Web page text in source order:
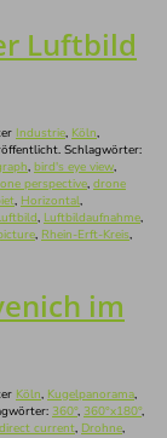
Luftbild
Industrie, Köln,
Schlagwörter:
, bird's eye view,
perspective, drone
, Horizontal,
, Luftbildaufnahme,
, Rhein-Erft-Kreis,
im
Köln, Kugelpanorama,
360°, 360°x180°,
direct current, Drohne,